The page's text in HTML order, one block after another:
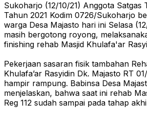
Sukoharjo (12/10/21) Anggota Satgas
Tahun 2021 Kodim 0726/Sukoharjo
warga Desa Majasto hari ini Selasa
masih bergotong royong,
finishing rehab Masjid Khulafa'ar
Pekerjaan sasaran fisik tambahan
Khulafa’ar Rasyidin Dk. Majasto RT
hampir rampung. Babinsa Desa
menjelaskan, bahwa saat ini rehab
Reg 112 sudah sampai pada tahap